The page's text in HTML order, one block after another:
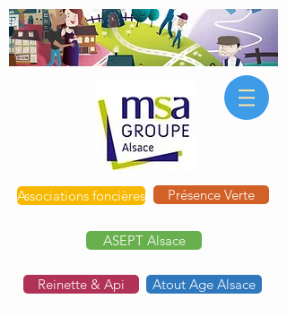
Associations foncières Présence Verte
ASEPT Alsace
Reinette & Api Atout Age Alsace